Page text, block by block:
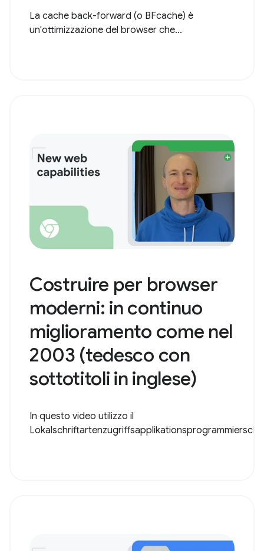
La cache back-forward (o BFcache) è
un'ottimizzazione del browser che...
Costruire per browser
moderni: in continuo
miglioramento come nel
2003 (tedesco con
sottotitoli in inglese)
In questo video utilizzo il